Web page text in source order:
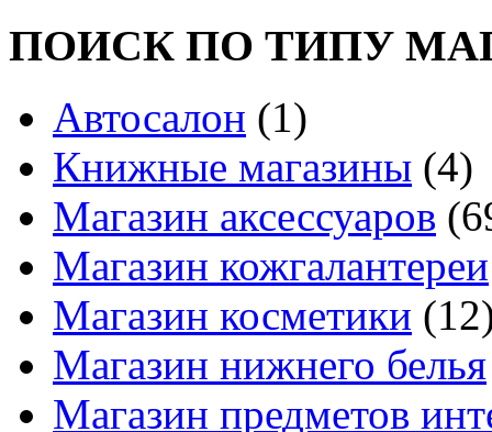
ПОИСК ПО ТИПУ
Автосалон (1)
Книжные магазины (4)
Магазин аксессуаров
Магазин кожгалантереи
Магазин косметики
Магазин нижнего белья
Магазин предметов